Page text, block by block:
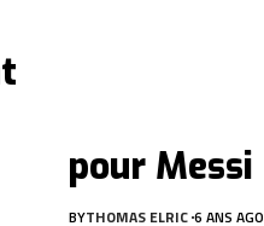
pour Messi
BYTHOMAS ELRIC 6 ANS AGO